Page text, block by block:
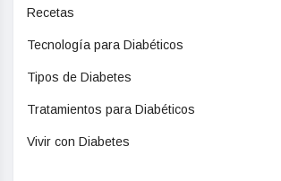
Recetas
Tecnología para Diabéticos
Tipos de Diabetes
Tratamientos para Diabéticos
Vivir con Diabetes